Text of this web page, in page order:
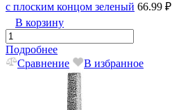
с плоским концом зеленый 66.99 ₽
В корзину
Подробнее
Сравнение
В избранное